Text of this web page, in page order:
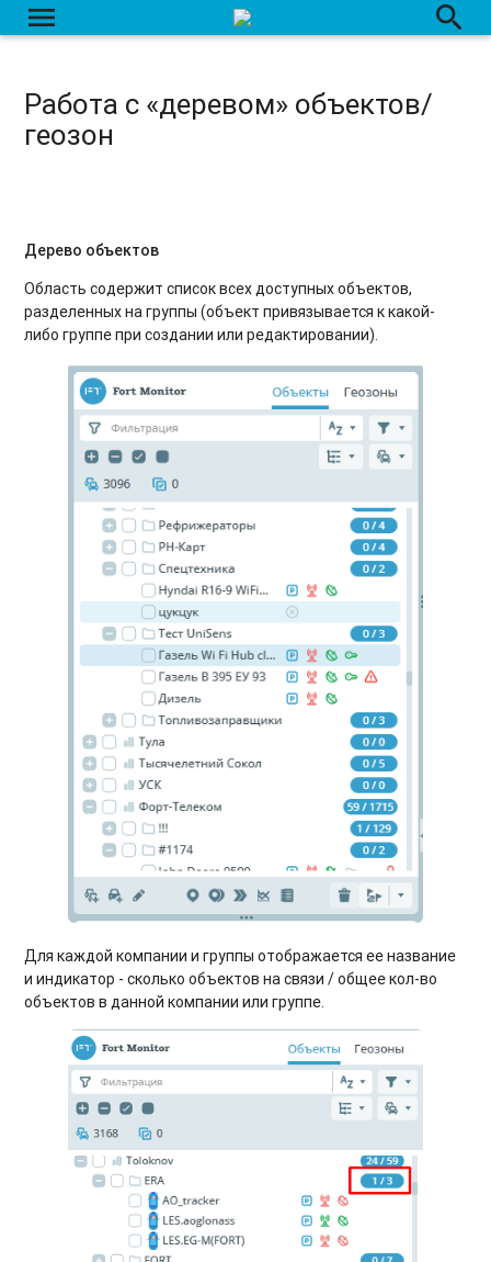
menu search
Работа с «деревом» объектов/
геозон
Дерево объектов
Область содержит список всех доступных объектов,
разделенных на группы (объект привязывается к какой-
либо группе при создании или редактировании).
Для каждой компании и группы отображается ее название
и индикатор - сколько объектов на связи / общее кол-во
объектов в данной компании или группе.